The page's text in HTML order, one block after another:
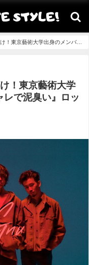
！東京藝術大学出身のメンバー
！東京藝術大学
レで泥臭い』ロッ